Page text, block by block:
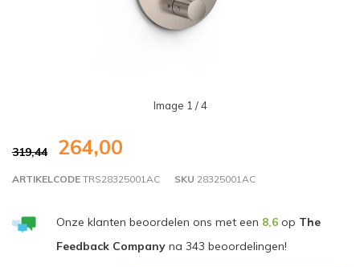
Image 1 / 4
319,44 264,00
ARTIKELCODE TRS28325001AC SKU 28325001AC
Onze klanten beoordelen ons met een 8,6op The
Feedback Companyna 343 beoordelingen!